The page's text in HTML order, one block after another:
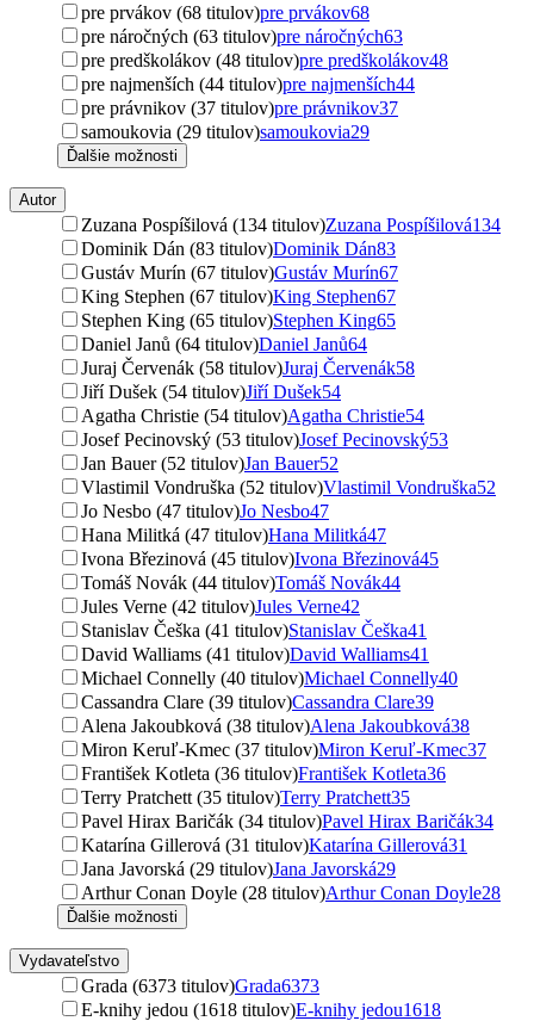
pre prvákov (68 titulov)pre prvákov68
pre náročných (63 titulov)pre náročných63
pre predškolákov (48 titulov)pre predškolákov48
pre najmenších (44 titulov)pre najmenších44
pre právnikov (37 titulov)pre právnikov37
samoukovia (29 titulov)samoukovia29
Ďalšie možnosti
Autor
Zuzana Pospíšilová (134 titulov)Zuzana Pospíšilová134
Dominik Dán (83 titulov)Dominik Dán83
Gustáv Murín (67 titulov)Gustáv Murín67
King Stephen (67 titulov)King Stephen67
Stephen King (65 titulov)Stephen King65
Daniel Janů (64 titulov)Daniel Janů64
Juraj Červenák (58 titulov)Juraj Červenák58
Jiří Dušek (54 titulov)Jiří Dušek54
Agatha Christie (54 titulov)Agatha Christie54
Josef Pecinovský (53 titulov)Josef Pecinovský53
Jan Bauer (52 titulov)Jan Bauer52
Vlastimil Vondruška (52 titulov)Vlastimil Vondruška52
Jo Nesbo (47 titulov)Jo Nesbo47
Hana Militká (47 titulov)Hana Militká47
Ivona Březinová (45 titulov)Ivona Březinová45
Tomáš Novák (44 titulov)Tomáš Novák44
Jules Verne (42 titulov)Jules Verne42
Stanislav Češka (41 titulov)Stanislav Češka41
David Walliams (41 titulov)David Walliams41
Michael Connelly (40 titulov)Michael Connelly40
Cassandra Clare (39 titulov)Cassandra Clare39
Alena Jakoubková (38 titulov)Alena Jakoubková38
Miron Keruľ-Kmec (37 titulov)Miron Keruľ-Kmec37
František Kotleta (36 titulov)František Kotleta36
Terry Pratchett (35 titulov)Terry Pratchett35
Pavel Hirax Baričák (34 titulov)Pavel Hirax Baričák34
Katarína Gillerová (31 titulov)Katarína Gillerová31
Jana Javorská (29 titulov)Jana Javorská29
Arthur Conan Doyle (28 titulov)Arthur Conan Doyle28
Ďalšie možnosti
Vydavateľstvo
Grada (6373 titulov)Grada6373
E-knihy jedou (1618 titulov)E-knihy jedou1618